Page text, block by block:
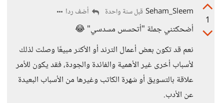
1
Seham_Sleem قبل سنة واحدة أضف ردا
أضحكتني جملة "أتحسس مسدسي" 😂
نعم قد تكون بعض أعمال الترند أو الأكثر مبيعًا وصلت لذلك
لأسباب أخرى غير الأهمية والفائدة والجودة، فقد يكون للأمر
علاقة بالتسويق أو شهرة الكاتب وغيرها من الأسباب البعيدة
عن الأدب.